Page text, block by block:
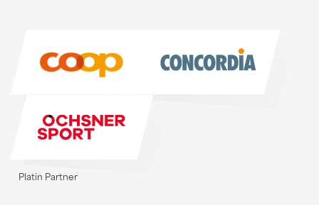
Platin Partner